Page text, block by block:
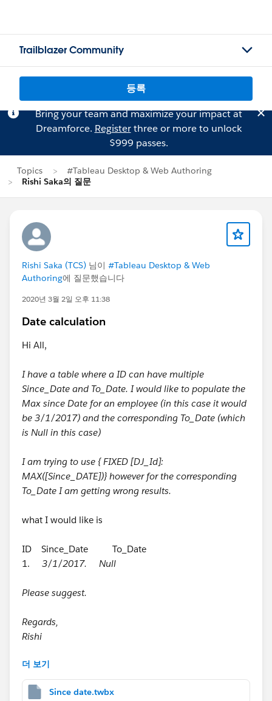
Trailblazer Community
등록
Bring your team and maximize your impact at
Dreamforce. Registerthree or more to unlock
$999 passes.
Topics
#Tableau Desktop & Web Authoring
Rishi Saka의 질문
Rishi Saka (TCS) 님이 #Tableau Desktop & Web
Authoring에 질문했습니다
2020년 3월 2일 오후 11:38
Date calculation
Hi All,
I have a table where a ID can have multiple
Since_Date and To_Date. I would like to populate the
Max since Date for an employee (in this case it would
be 3/1/2017) and the corresponding To_Date (which
is Null in this case)
I am trying to use { FIXED [DJ_Id]:
MAX([Since_DATE])} however for the corresponding
To_Date I am getting wrong results.
what I would like is
ID Since_Date To_Date
1. 3/1/2017. Null
Please suggest.
Regards,
Rishi
더 보기
Since date.twbx